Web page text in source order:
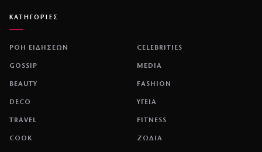
ΚΑΤΗΓΟΡΙΕΣ
ΡΟΗ ΕΙΔΗΣΕΩΝ CELEBRITIES
GOSSIP MEDIA
BEAUTY FASHION
DECO ΥΓΕΙΑ
TRAVEL FITNESS
COOK ΖΩΔΙΑ